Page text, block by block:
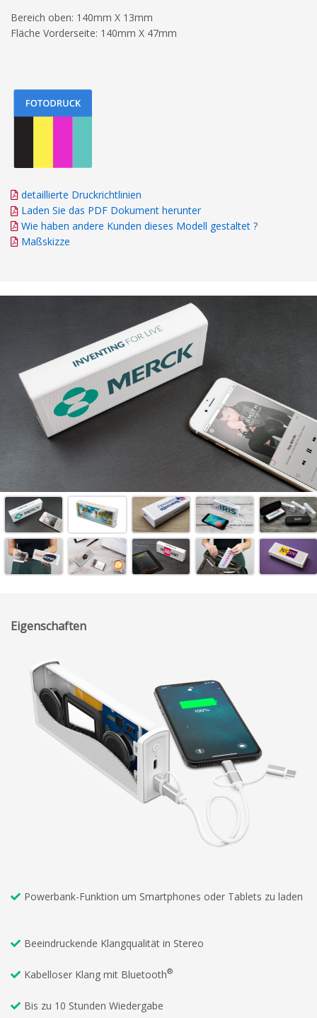
Bereich oben: 140mm X 13mm
Fläche Vorderseite: 140mm X 47mm
detaillierte Druckrichtlinien
Laden Sie das PDF Dokument herunter
Wie haben andere Kunden dieses Modell gestaltet ?
Maßskizze
Eigenschaften
Powerbank-Funktion um Smartphones oder Tablets zu laden
Beeindruckende Klangqualität in Stereo
Kabelloser Klang mit Bluetooth®
Bis zu 10 Stunden Wiedergabe